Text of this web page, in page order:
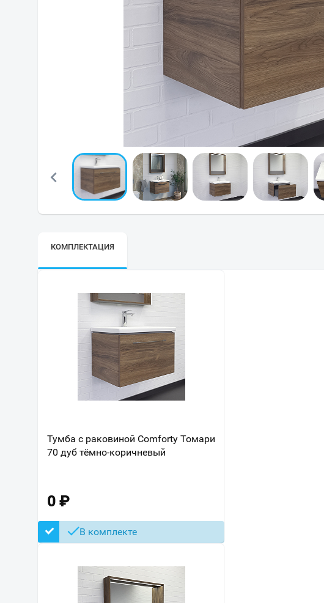
КОМПЛЕКТАЦИЯ
Тумба с раковиной Comforty Томари
70 дуб тёмно-коричневый
0 ₽
В комплекте